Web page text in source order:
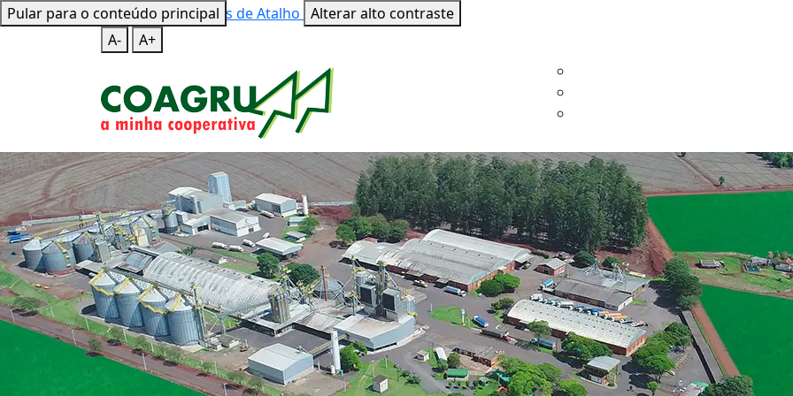
Pular para o conteúdo principal
Mapa do Site Teclas de Atalho Alterar alto contraste
A-
A+